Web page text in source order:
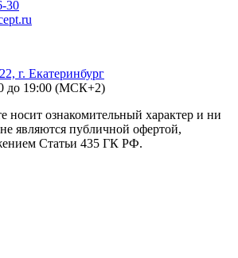
30
г. Екатеринбург
до 19:00 (МСК+2)
носит ознакомительный характер и ни
являются публичной офертой,
Статьи 435 ГК РФ.